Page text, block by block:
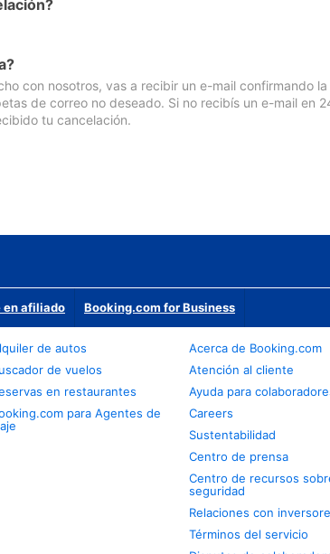
con nosotros, vas a recibir un e-mail confirmando la
de correo no deseado. Si no recibís un e-mail en
tu cancelación.
en afiliado Booking.com for Business
de autos
de vuelos
en restaurantes
para Agentes de
Acerca de Booking.com
Atención al cliente
Ayuda para
Careers
Sustentabilidad
Centro de prensa
Centro de recursos
seguridad
Relaciones con
Términos del servicio